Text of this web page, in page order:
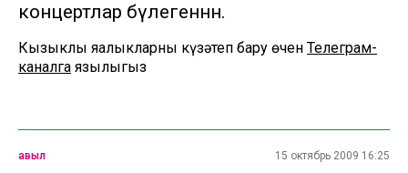
концертлар бүлегеннән.
Кызыклы яңалыкларны күзәтеп бару өчен Телеграм-
каналга язылыгыз
авыл 15 октябрь 2009 16:25